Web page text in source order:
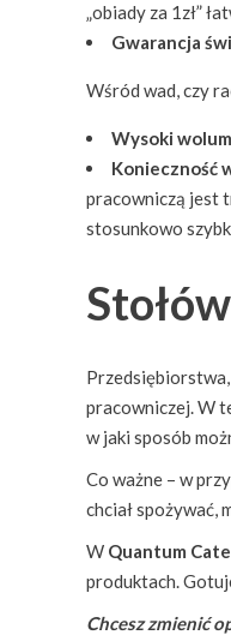
„obiady za 1zł”
Gwarancja
Wśród wad, czy
Wysoki
Konieczność
pracowniczą jest
stosunkowo
pracowniczej. W
w jaki sposób
Co ważne – w
chciał spożywać,
W Quantum
produktach.
Chcesz zmienić